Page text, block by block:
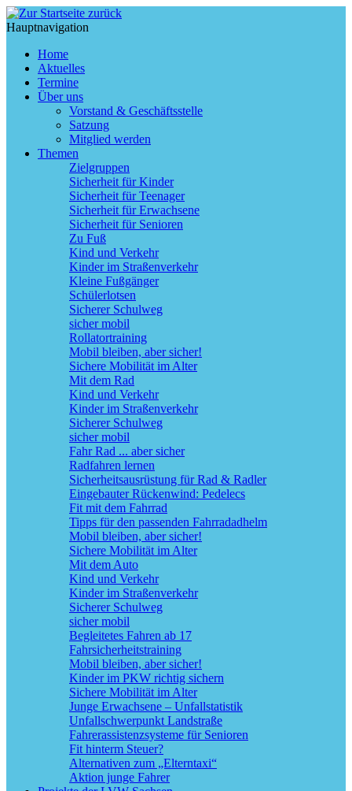
Hauptnavigation
Home
Aktuelles
Termine
Über uns
Vorstand & Geschäftsstelle
Satzung
Mitglied werden
Themen
Zielgruppen
Sicherheit für Kinder
Sicherheit für Teenager
Sicherheit für Erwachsene
Sicherheit für Senioren
Zu Fuß
Kind und Verkehr
Kinder im Straßenverkehr
Kleine Fußgänger
Schülerlotsen
Sicherer Schulweg
sicher mobil
Rollatortraining
Mobil bleiben, aber sicher!
Sichere Mobilität im Alter
Mit dem Rad
Kind und Verkehr
Kinder im Straßenverkehr
Sicherer Schulweg
sicher mobil
Fahr Rad ... aber sicher
Radfahren lernen
Sicherheitsausrüstung für Rad & Radler
Eingebauter Rückenwind: Pedelecs
Fit mit dem Fahrrad
Tipps für den passenden Fahrradadhelm
Mobil bleiben, aber sicher!
Sichere Mobilität im Alter
Mit dem Auto
Kind und Verkehr
Kinder im Straßenverkehr
Sicherer Schulweg
sicher mobil
Begleitetes Fahren ab 17
Fahrsicherheitstraining
Mobil bleiben, aber sicher!
Kinder im PKW richtig sichern
Sichere Mobilität im Alter
Junge Erwachsene – Unfallstatistik
Unfallschwerpunkt Landstraße
Fahrerassistenzsysteme für Senioren
Fit hinterm Steuer?
Alternativen zum „Elterntaxi“
Aktion junge Fahrer